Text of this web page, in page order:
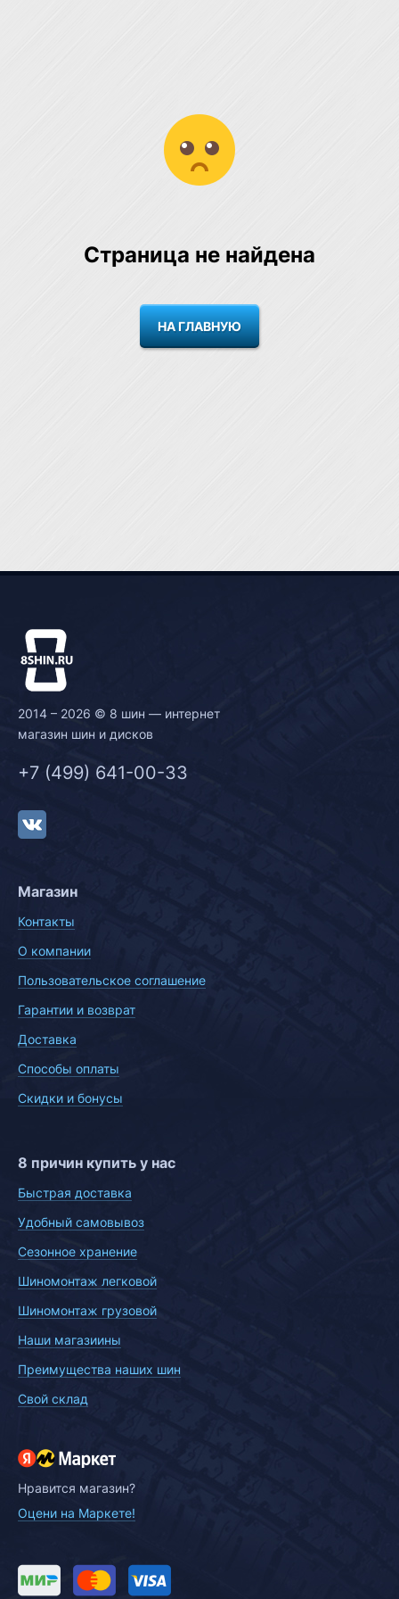
Страница не найдена
НА ГЛАВНУЮ
2014 – 2026 © 8 шин — интернет
магазин шин и дисков
+7 (499) 641-00-33
Магазин
Контакты
О компании
Пользовательское соглашение
Гарантии и возврат
Доставка
Способы оплаты
Скидки и бонусы
8 причин купить у нас
Быстрая доставка
Удобный самовывоз
Сезонное хранение
Шиномонтаж легковой
Шиномонтаж грузовой
Наши магазиины
Преимущества наших шин
Свой склад
Нравится магазин?
Оцени на Маркете!